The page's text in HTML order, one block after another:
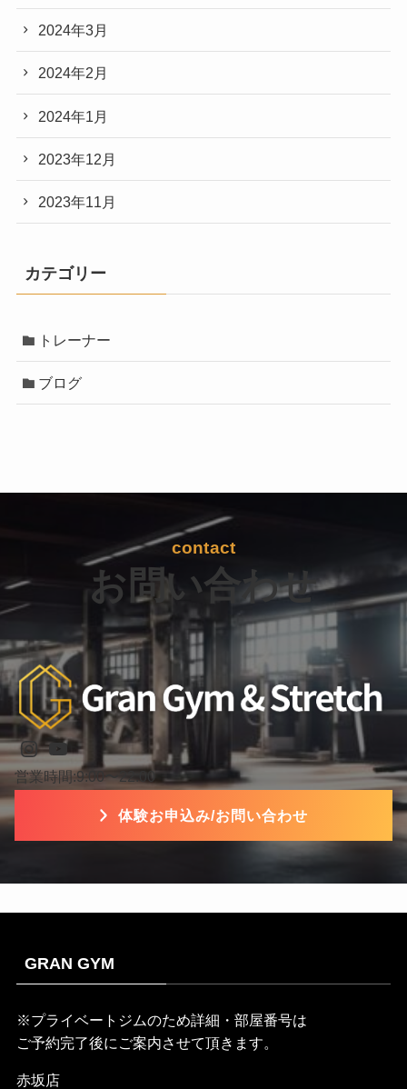
2024年3月
2024年2月
2024年1月
2023年12月
2023年11月
カテゴリー
トレーナー
ブログ
contact
お問い合わせ
Instagram
YouTube
営業時間:9:00〜22:00
体験お申込み/お問い合わせ
GRAN GYM
※プライベートジムのため詳細・部屋番号は
ご予約完了後にご案内させて頂きます。
赤坂店